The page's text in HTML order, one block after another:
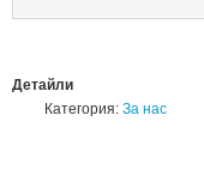
Детайли
Категория: За нас